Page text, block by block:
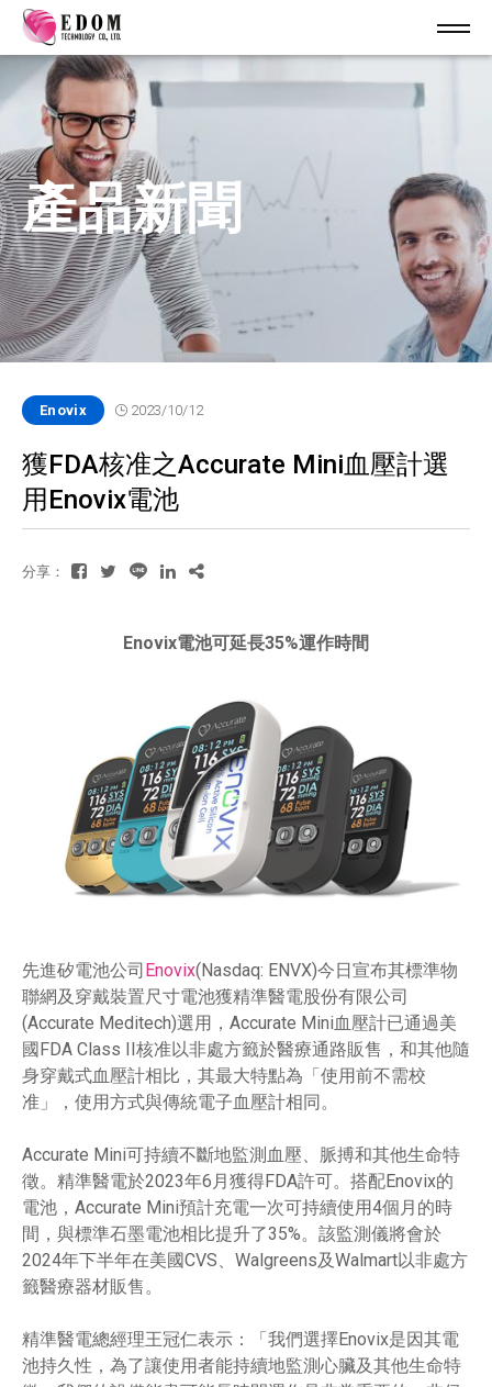
產品新聞
Enovix 2023/10/12
獲FDA核准之Accurate Mini血壓計選
用Enovix電池
分享：
Enovix電池可延長35%運作時間
先進矽電池公司Enovix(Nasdaq: ENVX)今日宣布其標準物
聯網及穿戴裝置尺寸電池獲精準醫電股份有限公司
(Accurate Meditech)選用，Accurate Mini血壓計已通過美
國FDA Class II核准以非處方籤於醫療通路販售，和其他隨
身穿戴式血壓計相比，其最大特點為「使用前不需校
准」，使用方式與傳統電子血壓計相同。
Accurate Mini可持續不斷地監測血壓、脈搏和其他生命特
徵。精準醫電於2023年6月獲得FDA許可。搭配Enovix的
電池，Accurate Mini預計充電一次可持續使用4個月的時
間，與標準石墨電池相比提升了35%。該監測儀將會於
2024年下半年在美國CVS、Walgreens及Walmart以非處方
籤醫療器材販售。
精準醫電總經理王冠仁表示：「我們選擇Enovix是因其電
池持久性，為了讓使用者能持續地監測心臟及其他生命特